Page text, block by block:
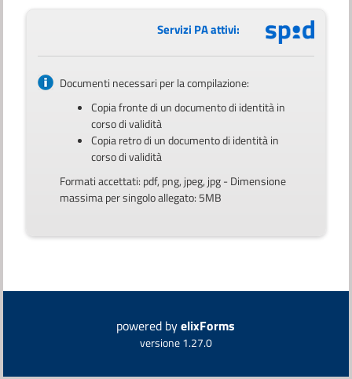
Servizi PA attivi:
Documenti necessari per la compilazione:
Copia fronte di un documento di identità in
corso di validità
Copia retro di un documento di identità in
corso di validità
Formati accettati: pdf, png, jpeg, jpg - Dimensione
massima per singolo allegato: 5MB
powered byelixForms
versione 1.27.0